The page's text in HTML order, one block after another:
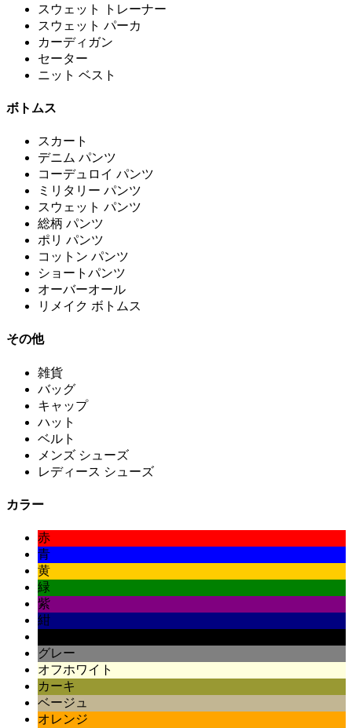
スウェット トレーナー
スウェット パーカ
カーディガン
セーター
ニット ベスト
ボトムス
スカート
デニム パンツ
コーデュロイ パンツ
ミリタリー パンツ
スウェット パンツ
総柄 パンツ
ポリ パンツ
コットン パンツ
ショートパンツ
オーバーオール
リメイク ボトムス
その他
雑貨
バッグ
キャップ
ハット
ベルト
メンズ シューズ
レディース シューズ
カラー
赤
青
黄
緑
紫
紺
グレー
オフホワイト
カーキ
ベージュ
オレンジ